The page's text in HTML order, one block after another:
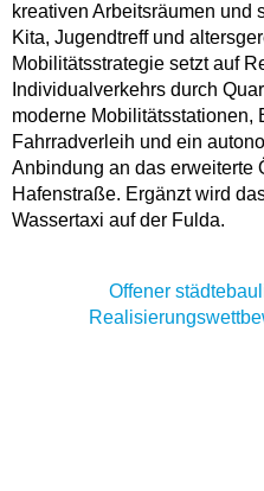
kreativen Arbeitsräumen
Kita, Jugendtreff und
Mobilitätsstrategie setzt auf
Individualverkehrs durch
moderne Mobilitätsstationen,
Fahrradverleih und ein
Anbindung an das erweiterte
Hafenstraße. Ergänzt wird
Wassertaxi auf der Fulda.
Offener